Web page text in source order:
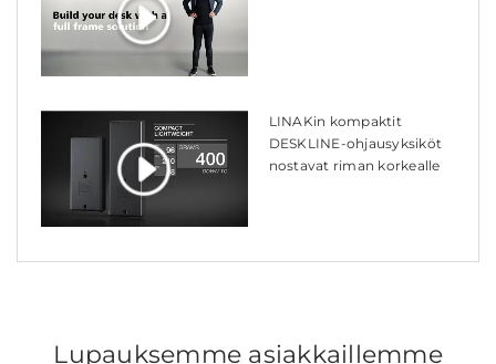
LINAKin kompaktit
DESKLINE-ohjausyksiköt
nostavat riman korkealle
Lupauksemme asiakkaillemme